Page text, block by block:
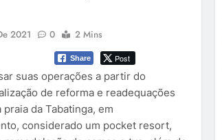
2021 0 2 Mins
Share Post
suas operações a partir do
de reforma e readequações
da Tabatinga, em
considerado um pocket resort,